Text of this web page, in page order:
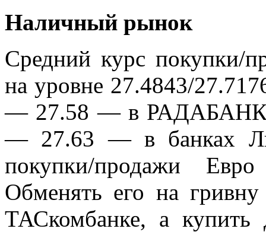
Наличный рынок
Средний курс покупки/
на уровне 27.4843/
— 27.58 — в
— 27.63 — в банках
покупки/продажи Евро
Обменять его на
ТАСкомбанке, а